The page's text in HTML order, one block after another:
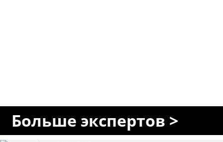
Больше экспертов >